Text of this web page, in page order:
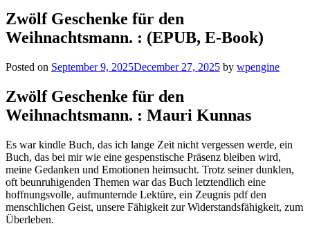
Zwölf Geschenke für den
Weihnachtsmann. : (EPUB, E-Book)
Posted on September 9, 2025December 27, 2025 by wpengine
Zwölf Geschenke für den
Weihnachtsmann. : Mauri Kunnas
Es war kindle Buch, das ich lange Zeit nicht vergessen werde, ein
Buch, das bei mir wie eine gespenstische Präsenz bleiben wird,
meine Gedanken und Emotionen heimsucht. Trotz seiner dunklen,
oft beunruhigenden Themen war das Buch letztendlich eine
hoffnungsvolle, aufmunternde Lektüre, ein Zeugnis pdf den
menschlichen Geist, unsere Fähigkeit zur Widerstandsfähigkeit, zum
Überleben.